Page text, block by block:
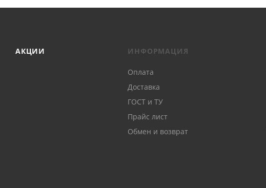
АКЦИИ ИНФОРМАЦИЯ
Оплата
Доставка
ГОСТ и ТУ
Прайс лист
Обмен и возврат